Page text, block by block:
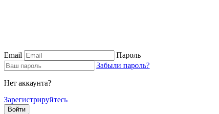
Email
Пароль
Забыли пароль?
Нет аккаунта?
Зарегистрируйтесь
Войти